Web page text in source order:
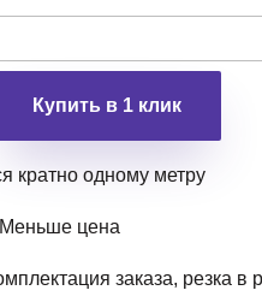
Купить в 1 клик
кратно одному метру
цена
заказа, резка в